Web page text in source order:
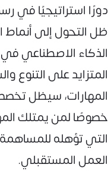
دورًا استراتيجيًا
ظل التحول إلى أنماط
الذكاء الاصطناعي في
المتزايد على التنوع
المهارات، سيظل
خصوصًا لمن يمتلك
التي تؤهله
العمل المستقبلي.